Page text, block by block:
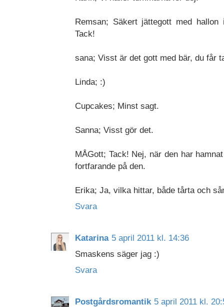
Remsan; Säkert jättegott med
Tack!
sana; Visst är det gott med bär, du får
Linda; :)
Cupcakes; Minst sagt.
Sanna; Visst gör det.
MÅGott; Tack! Nej, när den har
fortfarande på den.
Erika; Ja, vilka hittar, både tårta och
Svara
Katarina 5 april 2011 kl. 14:36
Smaskens säger jag :)
Svara
Postgårdsromantik 5 april 2011 kl.